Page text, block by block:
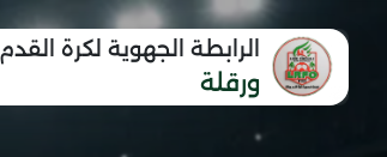
الرابطة الجهوية لكرة القدم
ورقلة